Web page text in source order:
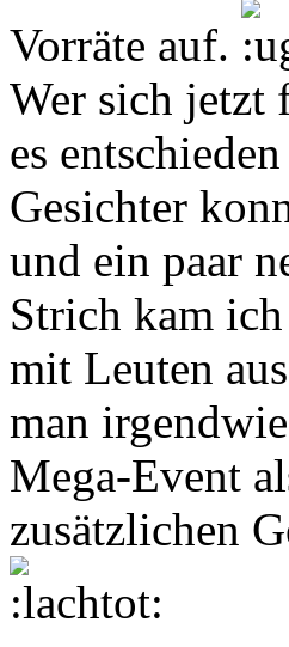
Vorräte auf.
Wer sich jetzt
es
Gesichter
und ein paar
Strich kam
mit Leuten
man
Mega-Event
zusätzlichen